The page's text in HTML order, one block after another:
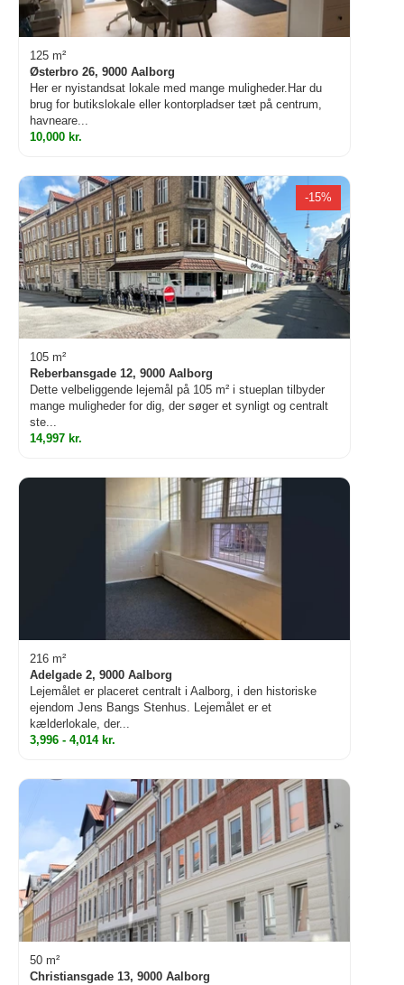
125 m²
Østerbro 26, 9000 Aalborg
Her er nyistandsat lokale med mange muligheder.Har du
brug for butikslokale eller kontorpladser tæt på centrum,
havneare...
10,000 kr.
-15%
105 m²
Reberbansgade 12, 9000 Aalborg
Dette velbeliggende lejemål på 105 m² i stueplan tilbyder
mange muligheder for dig, der søger et synligt og centralt
ste...
14,997 kr.
216 m²
Adelgade 2, 9000 Aalborg
Lejemålet er placeret centralt i Aalborg, i den historiske
ejendom Jens Bangs Stenhus. Lejemålet er et
kælderlokale, der...
3,996 - 4,014 kr.
50 m²
Christiansgade 13, 9000 Aalborg